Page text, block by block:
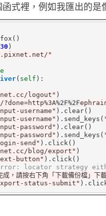
式裡，例如我匯出的是
30
"
( self ):
logout" )
?done=http%3A%2F%2F
username" ) . clear()
username" ) . send_keys(
password" ) . clear()
password" ) . send_keys(
send" ) . click()
blog/export" )
button" ) .
[Error: locator strategy
，請按右下角「下載備份檔」下
status-submit" ) .